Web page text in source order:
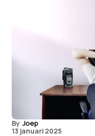
By Joep
13 januari 2025